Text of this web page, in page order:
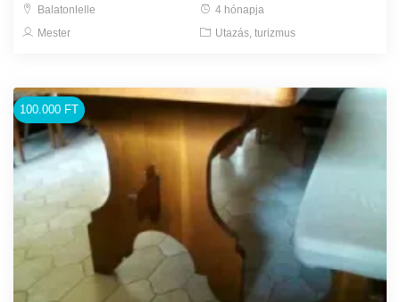
Balatonlelle
4 hónapja
Mester
Utazás, turizmus
100.000 FT